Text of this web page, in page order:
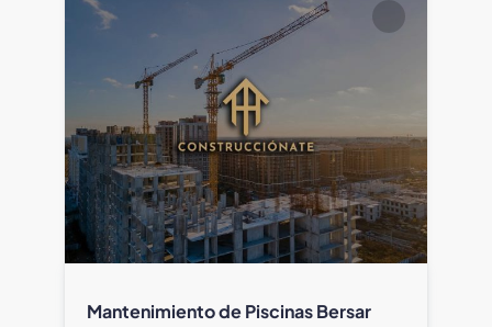
Mantenimiento de Piscinas Bersar